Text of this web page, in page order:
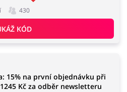
430
KÓD
15% na první objednávku při
Kč za odběr newsletteru